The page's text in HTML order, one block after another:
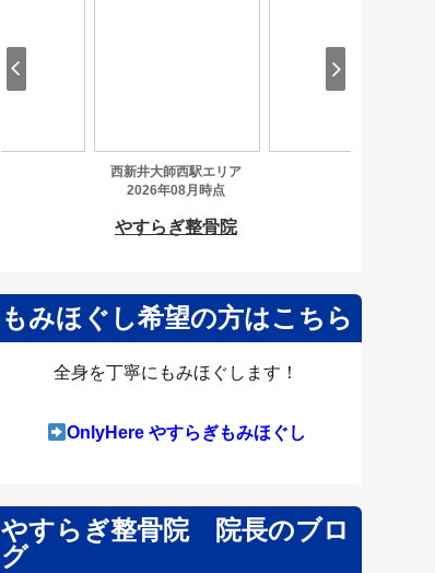
もみほぐし希望の方はこちら
全身を丁寧にもみほぐします！
OnlyHere やすらぎもみほぐし
やすらぎ整骨院 院長のブロ
グ